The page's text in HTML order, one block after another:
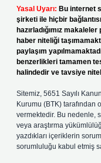
Yasal Uyarı: Bu internet
şirketi ile hiçbir
hazırladığımız
haber niteliği
paylaşım
benzerlikleri tamamen
halindedir ve tavsiye
Sitemiz, 5651 Sayılı
Kurumu (BTK) tarafından
vermektedir. Bu nedenle,
veya araştırma
yazdıkları içeriklerin
sorumluluğu kabul etmiş